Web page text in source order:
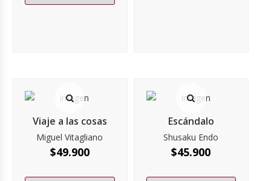
Viaje a las cosas
Miguel Vitagliano
$49.900
Escándalo
Shusaku Endo
$45.900